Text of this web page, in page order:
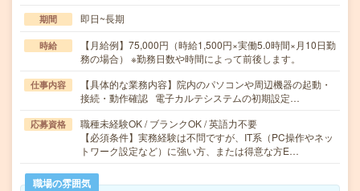
期間 即日~長期
時給
【月給例】75,000円（時給1,500円×実働5.0時間×月10日勤
務の場合） ※勤務日数や時間によって前後します。
仕事内容
【具体的な業務内容】院内のパソコンや周辺機器の起動・
接続・動作確認 電子カルテシステムの初期設定…
応募資格
職種未経験OK / ブランクOK / 英語力不要
【必須条件】実務経験は不問ですが、IT系（PC操作やネッ
トワーク設定など）に強い方、または得意な方E…
職場の雰囲気